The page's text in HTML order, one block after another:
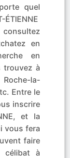
quel
en
en
trouvez à
la-
Entre le
inscrire
et la
vous fera
faire
célibat à